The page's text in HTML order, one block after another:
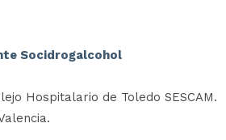
Socidrogalcohol
Hospitalario de Toledo SESCAM.